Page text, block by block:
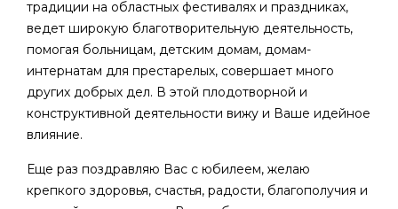
традиции на областных фестивалях и праздниках,
ведет широкую благотворительную деятельность,
помогая больницам, детским домам, домам-
интернатам для престарелых, совершает много
других добрых дел. В этой плодотворной и
конструктивной деятельности вижу и Ваше идейное
влияние.
Еще раз поздравляю Вас с юбилеем, желаю
крепкого здоровья, счастья, радости, благополучия и